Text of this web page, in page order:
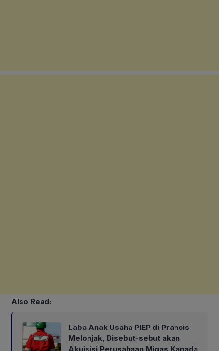
Also Read:
Laba Anak Usaha PIEP di Prancis
Melonjak, Disebut-sebut akan
Akuisisi Perusahaan Migas Kanada